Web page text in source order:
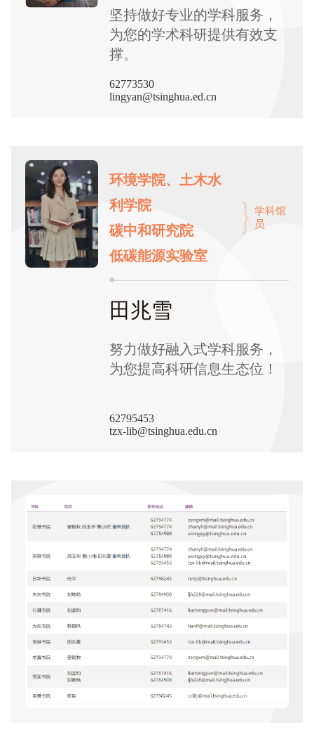
坚持做好专业的学科服务，
为您的学术科研提供有效支
撑。
62773530
lingyan@tsinghua.ed.cn
环境学院、土木水
利学院
碳中和研究院
低碳能源实验室
学科馆
员
田兆雪
努力做好融入式学科服务，
为您提高科研信息生态位！
62795453
tzx-lib@tsinghua.edu.cn